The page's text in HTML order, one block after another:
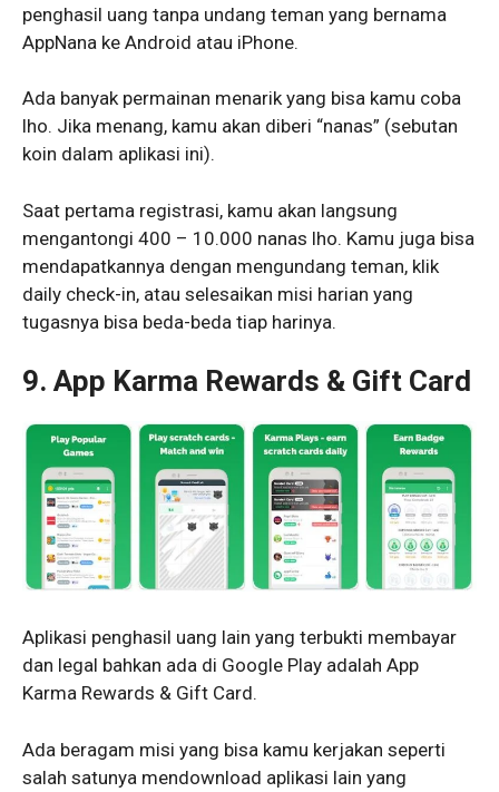
penghasil uang tanpa undang teman yang bernama
AppNana ke Android atau iPhone.
Ada banyak permainan menarik yang bisa kamu coba
lho. Jika menang, kamu akan diberi “nanas” (sebutan
koin dalam aplikasi ini).
Saat pertama registrasi, kamu akan langsung
mengantongi 400 – 10.000 nanas lho. Kamu juga bisa
mendapatkannya dengan mengundang teman, klik
daily check-in, atau selesaikan misi harian yang
tugasnya bisa beda-beda tiap harinya.
9. App Karma Rewards & Gift Card
Aplikasi penghasil uang lain yang terbukti membayar
dan legal bahkan ada di Google Play adalah App
Karma Rewards & Gift Card.
Ada beragam misi yang bisa kamu kerjakan seperti
salah satunya mendownload aplikasi lain yang